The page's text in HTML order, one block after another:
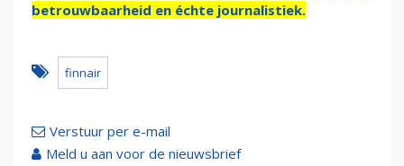
betrouwbaarheid en échte journalistiek.
finnair
Verstuur per e-mail
Meld u aan voor de nieuwsbrief